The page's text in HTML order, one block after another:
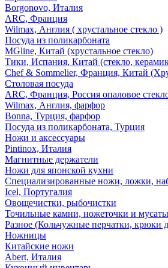
Borgonovo, Италия
ARC, Франция
Wilmax, Англия ( хрустальное стекло )
Посуда из поликарбоната
MGline, Китай (хрустальное стекло)
Тики, Испания, Китай (стекло,
Chef & Sommelier, Франция, Китай
Столовая посуда
ARC, Франция, Россия опаловое
Wilmax, Англия, фарфор
Bonna, Турция, фарфор
Посуда из поликарбоната, Турция
Ножи и аксессуары
Pintinox, Италия
Магнитные держатели
Ножи для японской кухни
Специализированные ножи, ложки,
Icel, Португалия
Овощечистки, рыбочистки
Точильные камни, ножеточки и
Разное (Кольчужные перчатки, крюки
Ножницы
Китайские ножи
Abert, Италия